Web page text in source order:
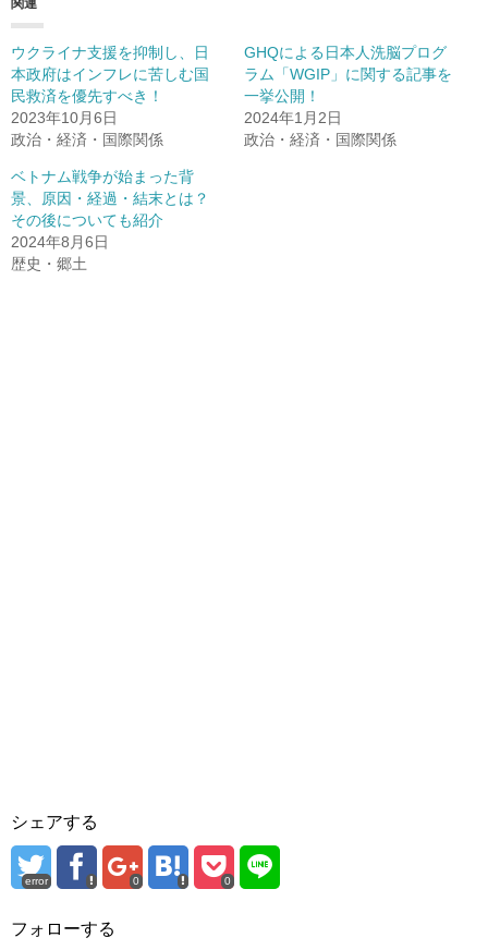
関連
ウクライナ支援を抑制し、日
本政府はインフレに苦しむ国
民救済を優先すべき！
2023年10月6日
政治・経済・国際関係
GHQによる日本人洗脳プログ
ラム「WGIP」に関する記事を
一挙公開！
2024年1月2日
政治・経済・国際関係
ベトナム戦争が始まった背
景、原因・経過・結末とは？
その後についても紹介
2024年8月6日
歴史・郷土
シェアする
error 0 0
フォローする